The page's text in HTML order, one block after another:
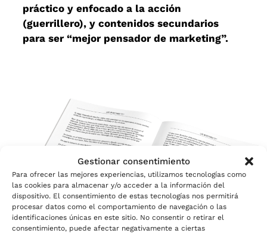
Gestionar consentimiento
Para ofrecer las mejores experiencias, utilizamos tecnologías como
las cookies para almacenar y/o acceder a la información del
dispositivo. El consentimiento de estas tecnologías nos permitirá
procesar datos como el comportamiento de navegación o las
identificaciones únicas en este sitio. No consentir o retirar el
consentimiento, puede afectar negativamente a ciertas
práctico y enfocado a la acción
(guerrillero), y contenidos secundarios
para ser “mejor pensador de marketing”.